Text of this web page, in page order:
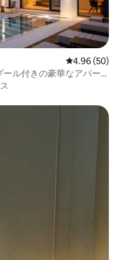
レビュー50
4.96 (50)
ール付きの豪華なアパー